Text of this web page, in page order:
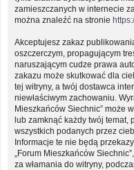
zamieszczanych w internecie
można znaleźć na stronie
Akceptujesz zakaz
oszczerczym, propagującym
naruszającym cudze prawa
zakazu może skutkować dla
tej witryny, a twój dostawca
niewłaściwym zachowaniu.
Mieszkańców Siechnic” może
lub zamknąć każdy twój temat,
wszystkich podanych przez
Informacje te nie będą
„Forum Mieszkańców
za włamania do witryny,